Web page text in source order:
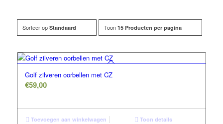
Sorteer op Standaard Toon 15 Producten per pagina
Golf zilveren oorbellen met CZ
€59,00
Toevoegen aan winkelwagen Toon details